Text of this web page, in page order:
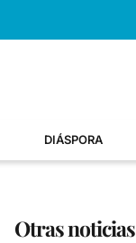
DIÁSPORA
Otras noticias